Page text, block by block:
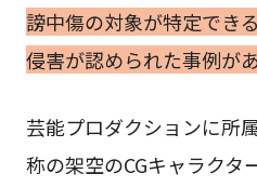
謗中傷の対象が特定でき
侵害が認められた事例があ
芸能プロダクションに所
称の架空のCGキャラクタ